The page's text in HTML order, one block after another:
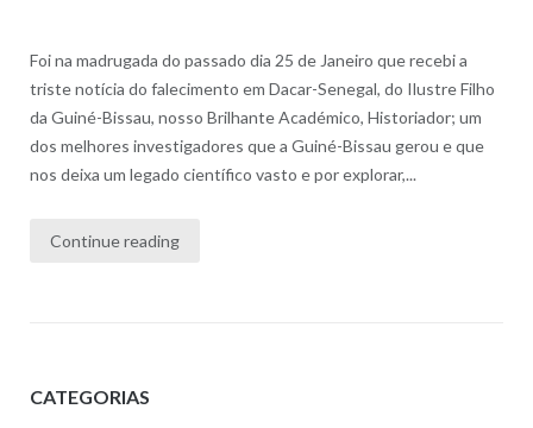
Foi na madrugada do passado dia 25 de Janeiro que recebi a
triste notícia do falecimento em Dacar-Senegal, do Ilustre Filho
da Guiné-Bissau, nosso Brilhante Académico, Historiador; um
dos melhores investigadores que a Guiné-Bissau gerou e que
nos deixa um legado científico vasto e por explorar,...
Continue reading
CATEGORIAS